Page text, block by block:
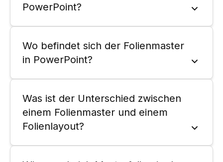
PowerPoint?
Wo befindet sich der Folienmaster
in PowerPoint?
Was ist der Unterschied zwischen
einem Folienmaster und einem
Folienlayout?